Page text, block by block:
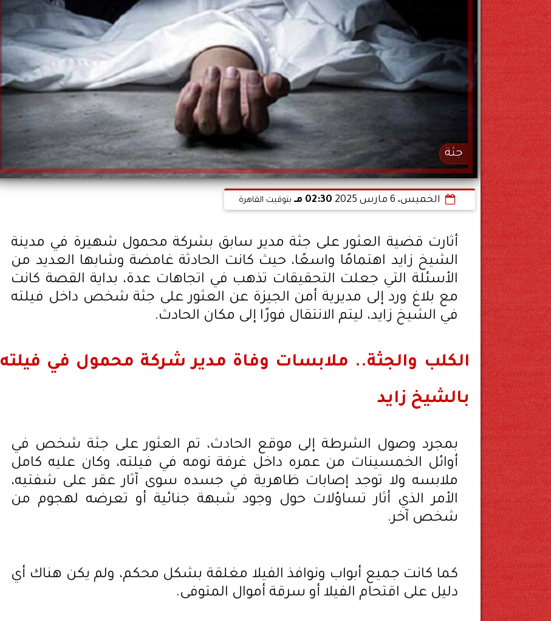
جثة
الخميس، 6 مارس 2025 02:30 مـ بتوقيت القاهرة
أثارت قضية العثور على جثة مدير سابق بشركة محمول شهيرة في مدينة
الشيخ زايد اهتمامًا واسعًا، حيث كانت الحادثة غامضة وشابها العديد من
الأسئلة التي جعلت التحقيقات تذهب في اتجاهات عدة، بداية القصة كانت
مع بلاغ ورد إلى مديرية أمن الجيزة عن العثور على جثة شخص داخل فيلته
في الشيخ زايد، ليتم الانتقال فورًا إلى مكان الحادث.
الكلب والجثة.. ملابسات وفاة مدير شركة محمول في فيلته
بالشيخ زايد
بمجرد وصول الشرطة إلى موقع الحادث، تم العثور على جثة شخص في
أوائل الخمسينات من عمره داخل غرفة نومه في فيلته، وكان عليه كامل
ملابسه ولا توجد إصابات ظاهرية في جسده سوى آثار عقر على شفتيه،
الأمر الذي أثار تساؤلات حول وجود شبهة جنائية أو تعرضه لهجوم من
شخص آخر.
كما كانت جميع أبواب ونوافذ الفيلا مغلقة بشكل محكم، ولم يكن هناك أي
دليل على اقتحام الفيلا أو سرقة أموال المتوفى.